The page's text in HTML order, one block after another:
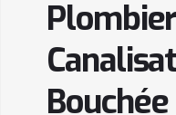
Bouchée